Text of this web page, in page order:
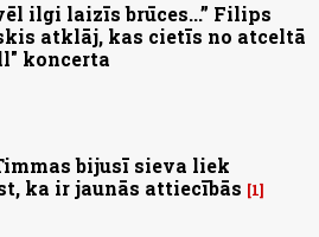
ilgi laizīs brūces...” Filips
atklāj, kas cietīs no atceltā
koncerta
bijusī sieva liek
ka ir jaunās attiecībās
1